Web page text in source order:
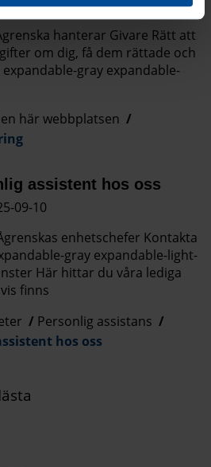
07-14
hanterar Givare Rätt att
om dig, få dem rättade och
gray expandable-
här webbplatsen
assistent hos oss
09-10
enhetschefer Kontakta
gray expandable-light-
Här hittar du våra lediga
finns
Personlig assistans
hos oss